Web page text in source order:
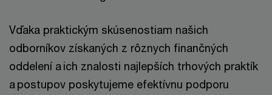
Vďaka praktickým skúsenostiam našich
odborníkov získaných z rôznych finančných
oddelení a ich znalosti najlepších trhových praktík
a postupov poskytujeme efektívnu podporu